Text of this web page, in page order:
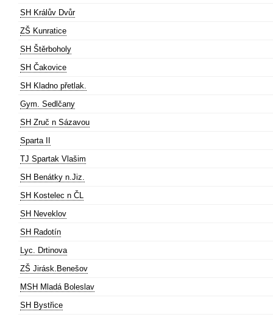
SH Králův Dvůr
ZŠ Kunratice
SH Štěrboholy
SH Čakovice
SH Kladno přetlak.
Gym. Sedlčany
SH Zruč n Sázavou
Sparta II
TJ Spartak Vlašim
SH Benátky n.Jiz.
SH Kostelec n ČL
SH Neveklov
SH Radotín
Lyc. Drtinova
ZŠ Jirásk.Benešov
MSH Mladá Boleslav
SH Bystřice